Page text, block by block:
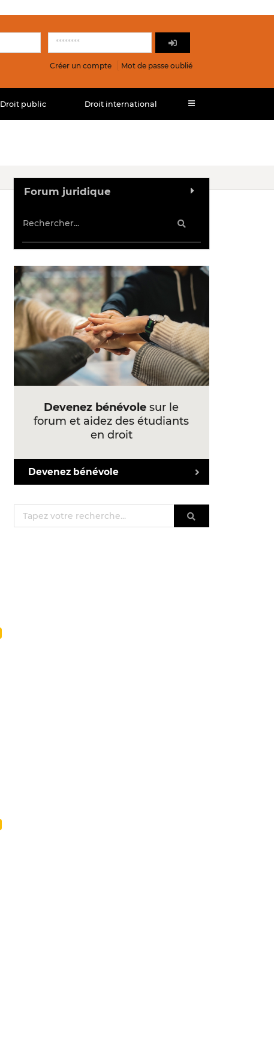
Créer un compte Mot de passe oublié
Droit public Droit international
Forum juridique
Devenez bénévole sur le
forum et aidez des étudiants
en droit
Devenez bénévole